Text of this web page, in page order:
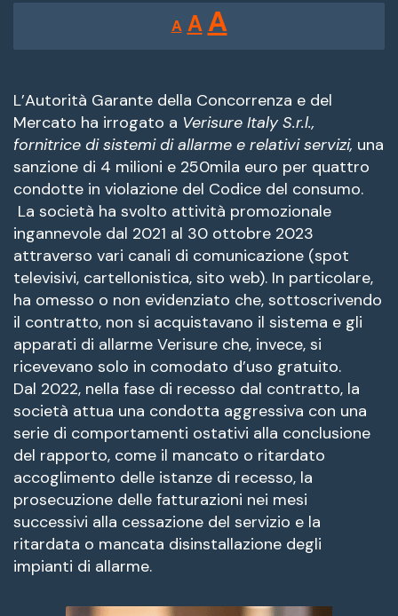
A
Reducir
tamaño
de
A Restablecer
tamaño
fuente
AAumentar
tamaño
de
fuente.
L’Autorità Garante della Concorrenza e del
Mercato ha irrogato a Verisure Italy S.r.l.,
fornitrice di sistemi di allarme e relativi servizi, una
sanzione di 4 milioni e 250mila euro per quattro
condotte in violazione del Codice del consumo.
La società ha svolto attività promozionale
ingannevole dal 2021 al 30 ottobre 2023
attraverso vari canali di comunicazione (spot
televisivi, cartellonistica, sito web). In particolare,
ha omesso o non evidenziato che, sottoscrivendo
il contratto, non si acquistavano il sistema e gli
apparati di allarme Verisure che, invece, si
ricevevano solo in comodato d’uso gratuito.
Dal 2022, nella fase di recesso dal contratto, la
società attua una condotta aggressiva con una
serie di comportamenti ostativi alla conclusione
del rapporto, come il mancato o ritardato
accoglimento delle istanze di recesso, la
prosecuzione delle fatturazioni nei mesi
successivi alla cessazione del servizio e la
ritardata o mancata disinstallazione degli
impianti di allarme.